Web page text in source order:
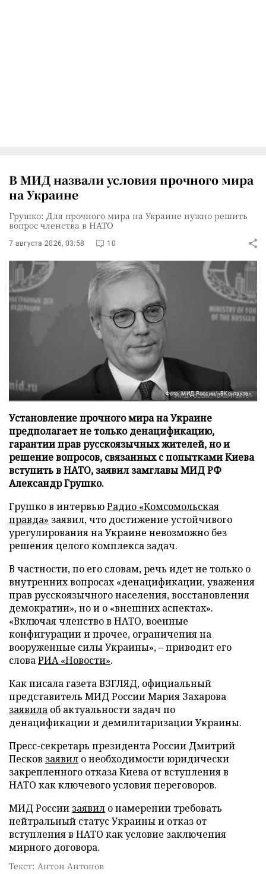
В МИД назвали условия прочного мира
на Украине
Грушко: Для прочного мира на Украине нужно решить
вопрос членства в НАТО
7 августа 2026, 03:58 10
Фото: МИД России/«ВКонтакте»
Установление прочного мира на Украине
предполагает не только денацификацию,
гарантии прав русскоязычных жителей, но и
решение вопросов, связанных с попытками Киева
вступить в НАТО, заявил замглавы МИД РФ
Александр Грушко.
Грушко в интервьюРадио «Комсомольская
правда» заявил, что достижение устойчивого
урегулирования на Украине невозможно без
решения целого комплекса задач.
В частности, по его словам, речь идет не только о
внутренних вопросах «денацификации, уважения
прав русскоязычного населения, восстановления
демократии», но и о «внешних аспектах».
«Включая членство в НАТО, военные
конфигурации и прочее, ограничения на
вооруженные силы Украины», – приводит его
словаРИА «Новости».
Как писала газета ВЗГЛЯД, официальный
представитель МИД России Мария Захарова
заявила об актуальности задач по
денацификации и демилитаризации Украины.
Пресс-секретарь президента России Дмитрий
Песков заявил о необходимости юридически
закрепленного отказа Киева от вступления в
НАТО как ключевого условия переговоров.
МИД России заявил о намерении требовать
нейтральный статус Украины и отказ от
вступления в НАТО как условие заключения
мирного договора.
Текст: Антон Антонов